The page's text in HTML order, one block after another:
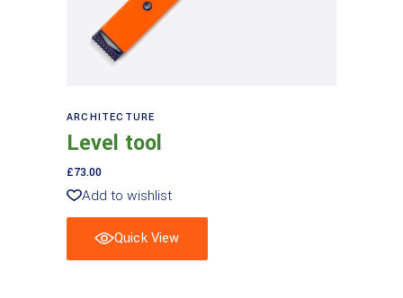
ARCHITECTURE
Level tool
£73.00
Add to wishlist
Quick View